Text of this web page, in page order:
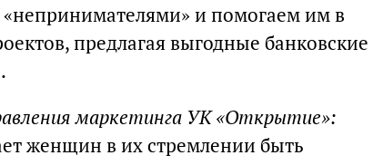
и помогаем им в
предлагая выгодные банковские
маркетинга УК «Открытие»:
женщин в их стремлении быть